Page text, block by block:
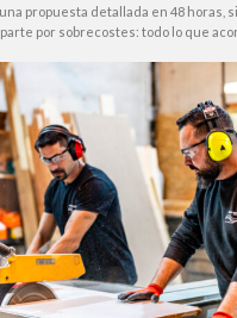
propuesta detallada en 48 horas,
por sobrecostes: todo lo que